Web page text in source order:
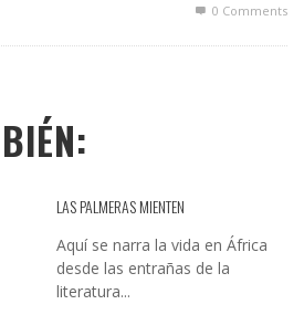
0 Comments
LAS PALMERAS MIENTEN
Aquí se narra la vida en África
desde las entrañas de la
literatura...